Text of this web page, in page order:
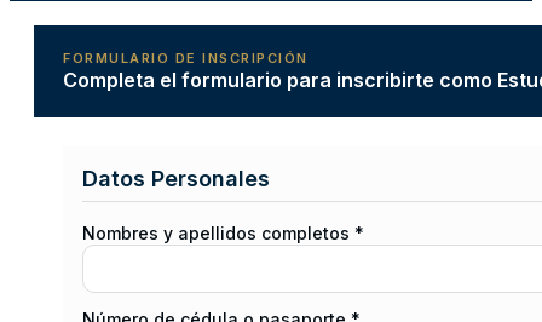
FORMULARIO DE INSCRIPCIÓN
Completa el formulario para inscribirte como
Datos Personales
Nombres y apellidos completos *